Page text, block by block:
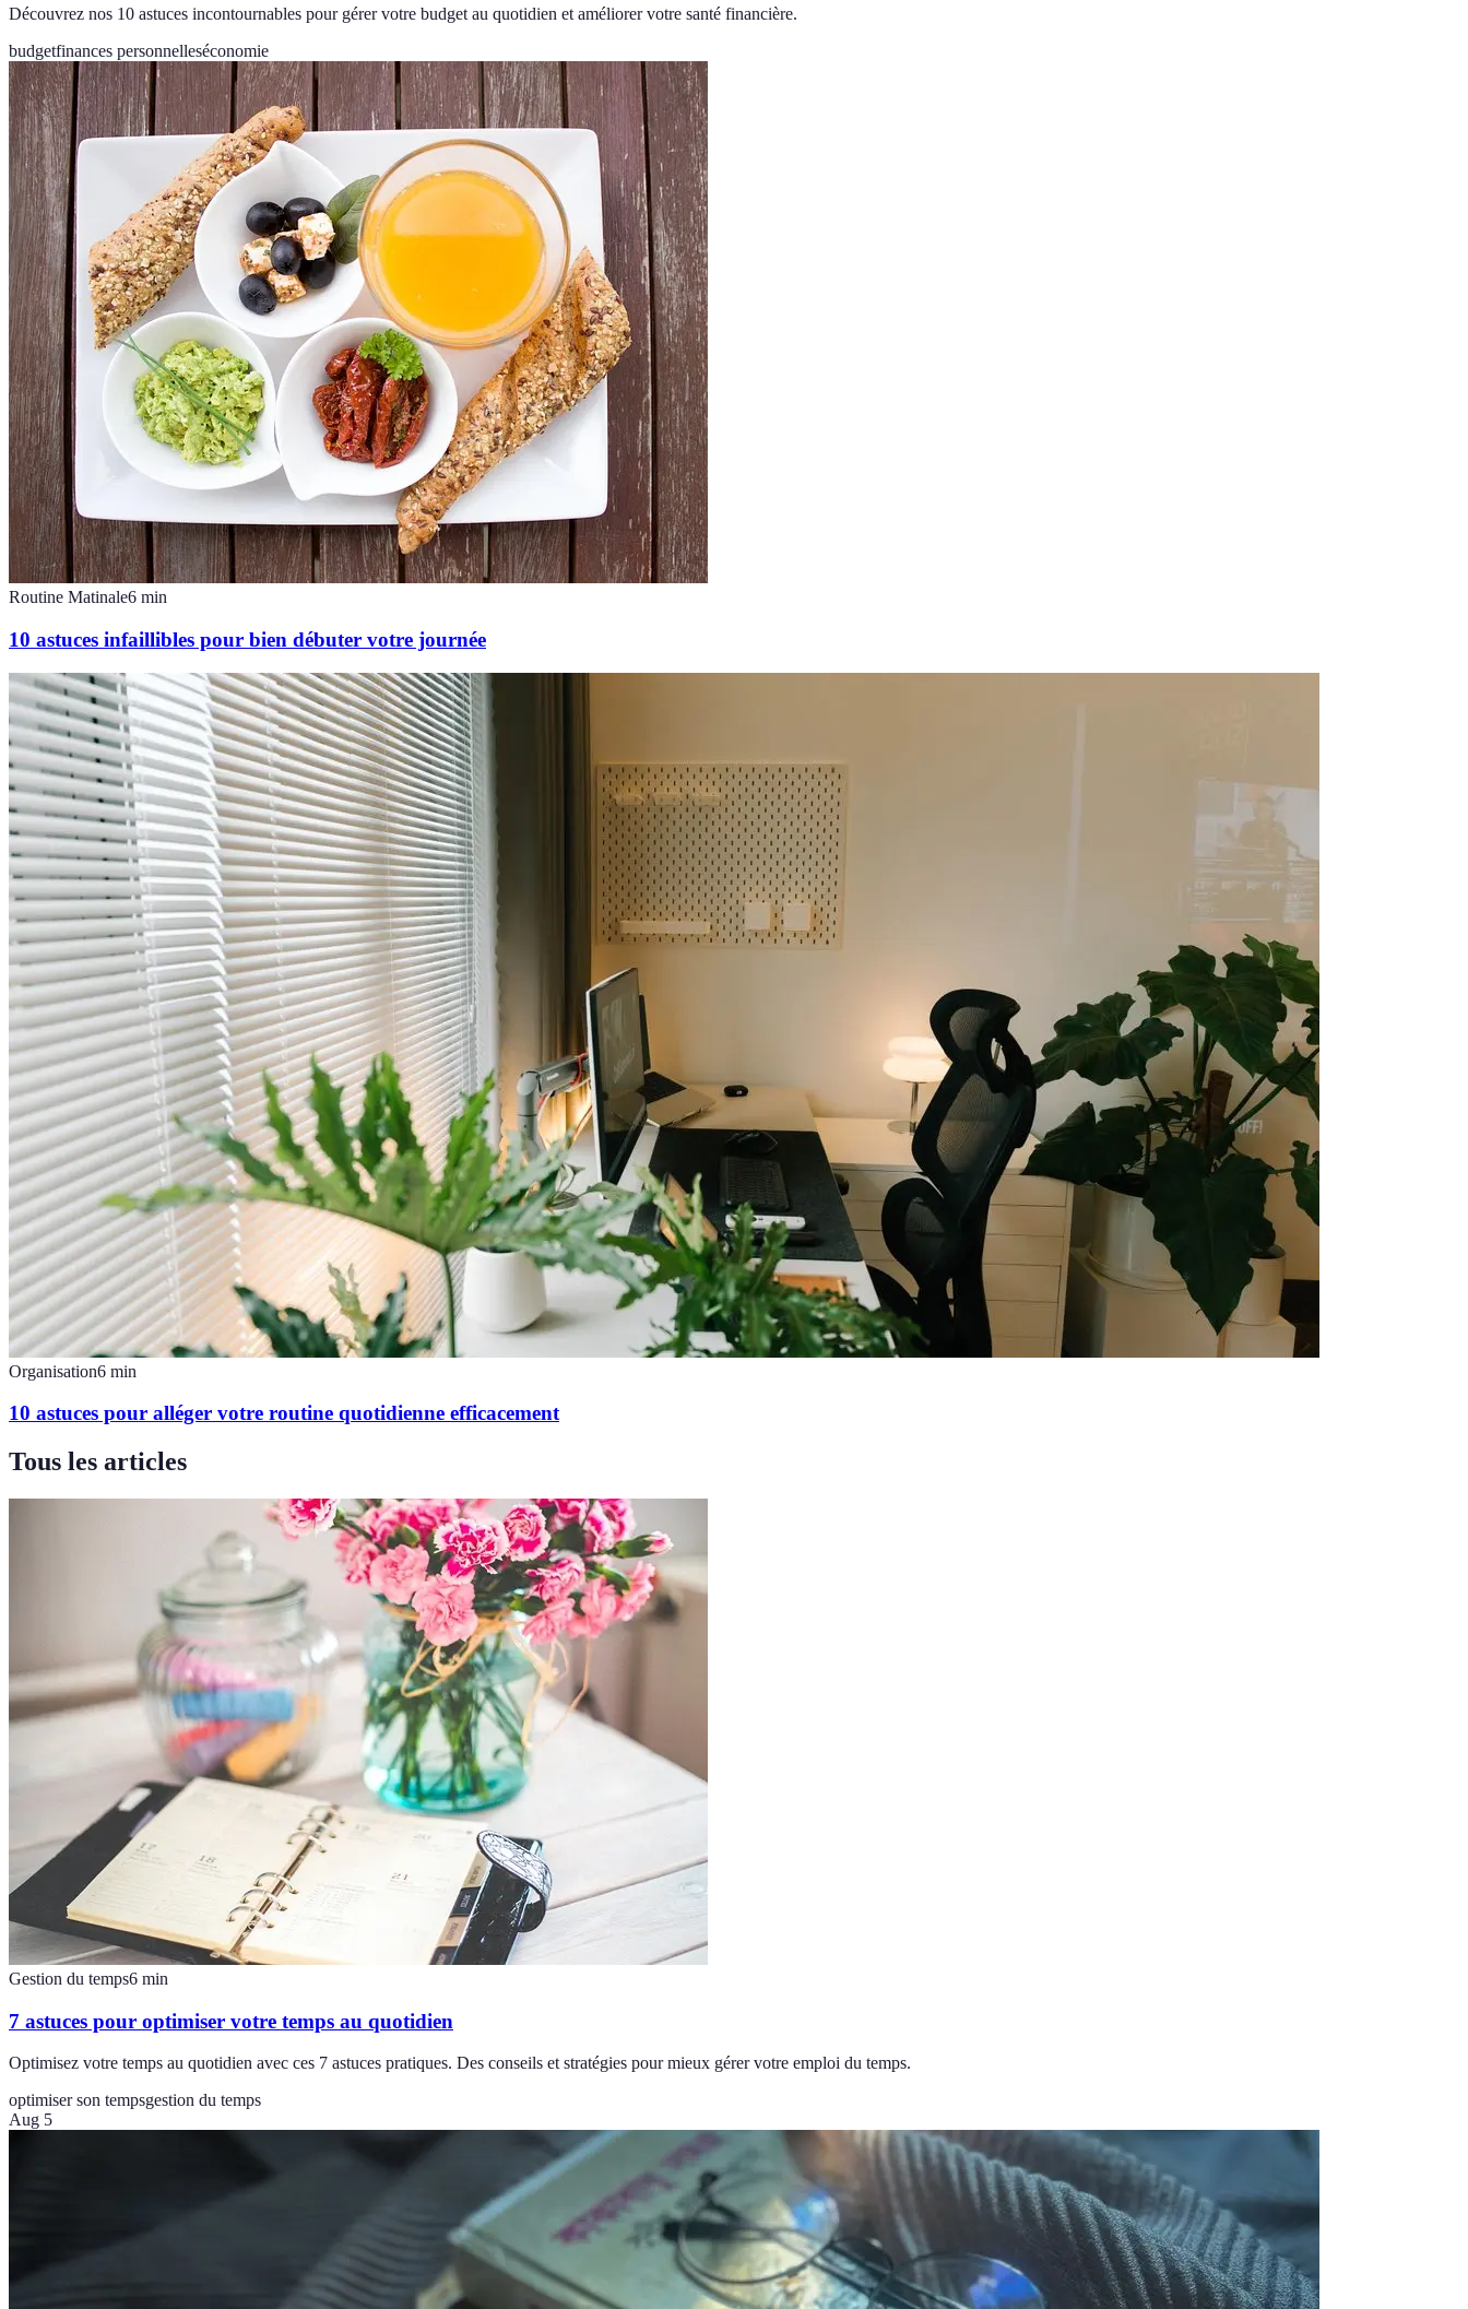
Découvrez nos 10 astuces incontournables pour gérer votre budget au quotidien et améliorer votre santé financière.
budgetfinances personnelleséconomie
Routine Matinale6 min
10 astuces infaillibles pour bien débuter votre journée
Organisation6 min
10 astuces pour alléger votre routine quotidienne efficacement
Tous les articles
Gestion du temps6 min
7 astuces pour optimiser votre temps au quotidien
Optimisez votre temps au quotidien avec ces 7 astuces pratiques. Des conseils et stratégies pour mieux gérer votre emploi du temps.
optimiser son tempsgestion du temps
Aug 5